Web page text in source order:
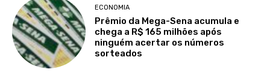
ECONOMIA
Prêmio da Mega-Sena acumula e
chega a R$ 165 milhões após
ninguém acertar os números
sorteados